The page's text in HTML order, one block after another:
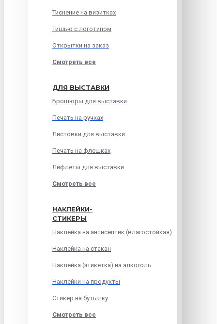
Тиснение на визитках
Тишью с логотипом
Открытки на заказ
Смотреть все
ДЛЯ ВЫСТАВКИ
Брошюры для выставки
Печать на ручках
Листовки для выставки
Печать на флешках
Лифлеты для выставки
Смотреть все
НАКЛЕЙКИ-
СТИКЕРЫ
Наклейка на антисептик (влагостойкая)
Наклейка на стакан
Наклейка (этикетка) на алкоголь
Наклейки на продукты
Стикер на бутылку
Смотреть все